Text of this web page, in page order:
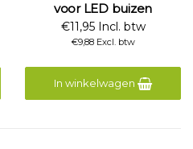
voor LED buizen
€11,95 Incl. btw
€9,88 Excl. btw
In winkelwagen